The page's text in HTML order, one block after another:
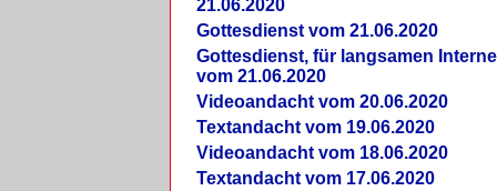
21.06.2020
Gottesdienst vom 21.06.2020
Gottesdienst, für langsamen
vom 21.06.2020
Videoandacht vom 20.06.2020
Textandacht vom 19.06.2020
Videoandacht vom 18.06.2020
Textandacht vom 17.06.2020